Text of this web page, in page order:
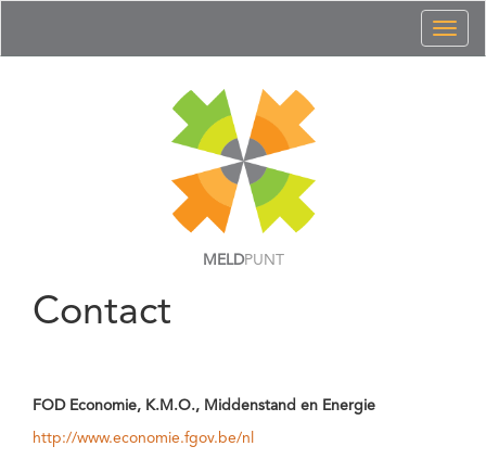
MELDPUNT
Contact
FOD Economie, K.M.O., Middenstand en Energie
http://www.economie.fgov.be/nl